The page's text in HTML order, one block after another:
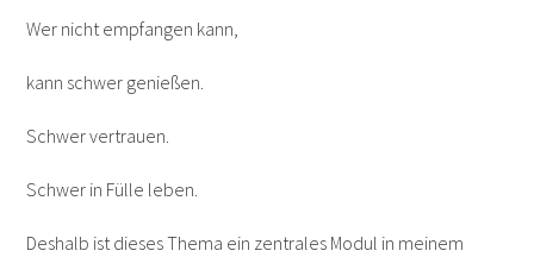
Wer nicht empfangen kann,
kann schwer genießen.
Schwer vertrauen.
Schwer in Fülle leben.
Deshalb ist dieses Thema ein zentrales Modul in meinem